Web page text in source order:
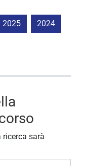
2025 2024
ricerca sarà